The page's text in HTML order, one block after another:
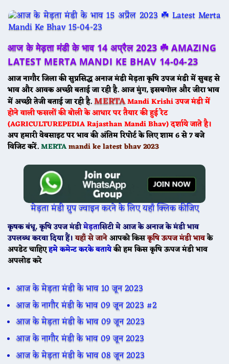
आज के मेड़ता मंडी के भाव 14 अप्रैल 2023 ☘️AMAZING
LATEST MERTA MANDI KE BHAV 14-04-23
आज नागौर जिला की सुप्रसिद्ध अनाज मंडी मेड़ता कृषि उपज मंडी में सुबह से
भाव और आवक अच्छी बताई जा रही है. आज मुंग, इसबगोल और जीरा भाव
में अच्छी तेजी बताई जा रही है.MERTAMandiKrishi उपज मंडी में
होने वाली फसलों की बोली के आधार पर तैयार की हुई रेट
(AGRICULTUREPEDIA Rajasthan Mandi Bhav) दर्शाये जाते है।
अप हमारी वेबसाइट पर भाव की अंतिम रिपोर्ट के लिए शाम 6 से 7 बजे
विजिट करें.MERTAmandi ke latest bhav 2023
मेड़ता मंडी ग्रुप ज्वाइन करने के लिए यहाँ क्लिक कीजिए
कृषक बंधू, कृषि उपज मंडीमेड़तासिटीमेआज केअनाज के मंडी भाव
उपलब्ध करवा दिया हैं। यहाँ से जानेआपको किसकृषि ऊपज मंडी भावके
अपडेट चाहिएहमे कमेन्ट करके बतायेकी हम किस कृषि ऊपज मंडी भाव
अपलोड करे
आज के मेड़ता मंडी के भाव 10 जून 2023
आज के नागौर मंडी के भाव 09 जून 2023 #2
आज के मेड़ता मंडी के भाव 09 जून 2023
आज के नागौर मंडी के भाव 09 जून 2023
आज के मेड़ता मंडी के भाव 08 जून 2023